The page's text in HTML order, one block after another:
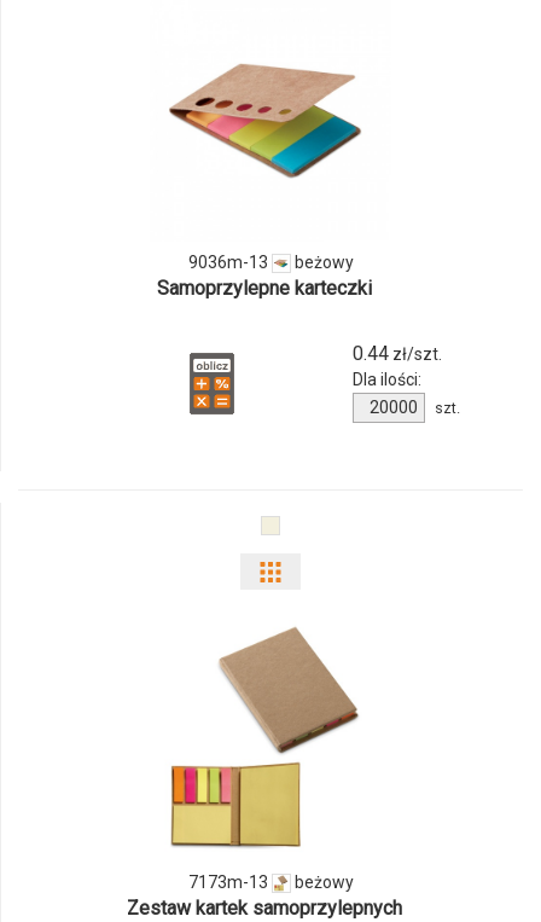
ilości
produktu
9036m-13 beżowy
Samoprzylepne karteczki
0.44zł/szt.
Dla ilości:
Ilość
produktu
szt.
odmiany
produktu
7173m-13 beżowy
Zestaw kartek samoprzylepnych